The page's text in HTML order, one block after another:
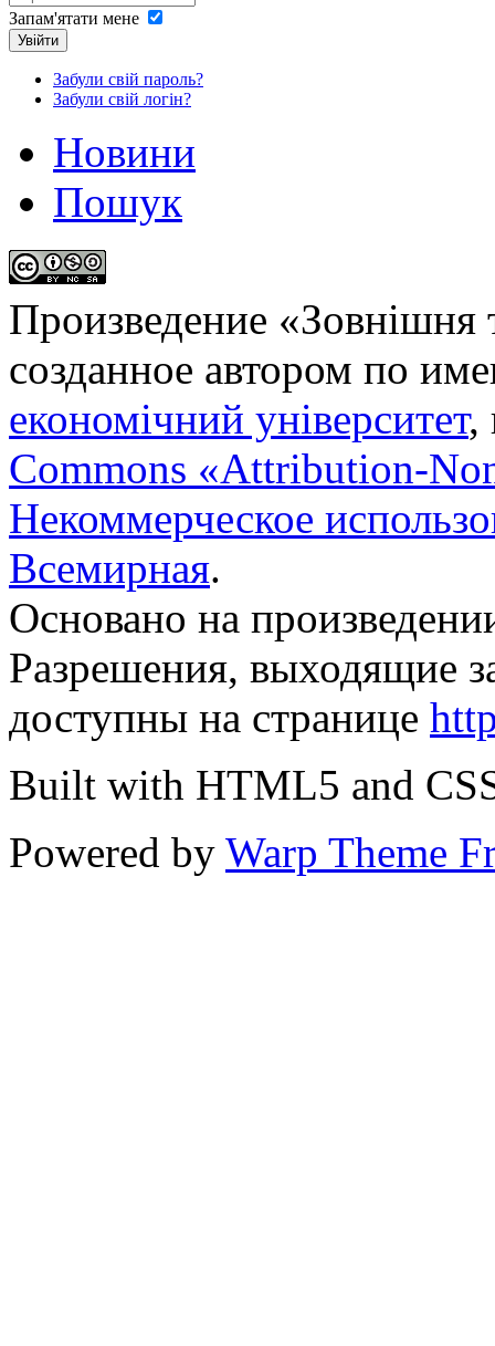
Запам'ятати мене
Увійти
Забули свій пароль?
Забули свій логін?
Новини
Пошук
Произведение «Зовнішня
созданное автором по
економічний університет,
Commons «Attribution-
Некоммерческое
Всемирная.
Основано на
Разрешения, выходящие
доступны на странице
Built with HTML5 and
Powered by Warp Theme